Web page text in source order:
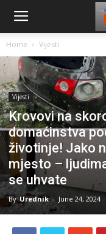
Home Vijesti
Vijesti
Krovovi na
domaćinstva
životinje! Jako
mjesto –
se uhvate
By Urednik - June 24, 2024